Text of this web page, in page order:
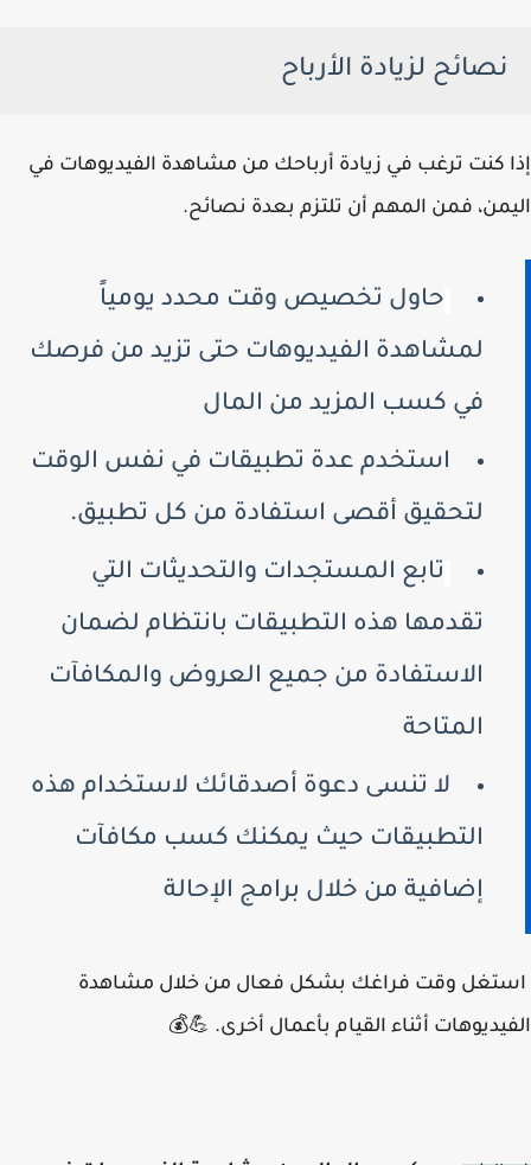
نصائح لزيادة الأرباح
إذا كنت ترغب في زيادة أرباحك من مشاهدة الفيديوهات في
اليمن، فمن المهم أن تلتزم بعدة نصائح.
حاول تخصيص وقت محدد يومياً
لمشاهدة الفيديوهات حتى تزيد من فرصك
في كسب المزيد من المال
استخدم عدة تطبيقات في نفس الوقت
لتحقيق أقصى استفادة من كل تطبيق.
تابع المستجدات والتحديثات التي
تقدمها هذه التطبيقات بانتظام لضمان
الاستفادة من جميع العروض والمكافآت
المتاحة
لا تنسى دعوة أصدقائك لاستخدام هذه
التطبيقات حيث يمكنك كسب مكافآت
إضافية من خلال برامج الإحالة
استغل وقت فراغك بشكل فعال من خلال مشاهدة
الفيديوهات أثناء القيام بأعمال أخرى. 💪💰